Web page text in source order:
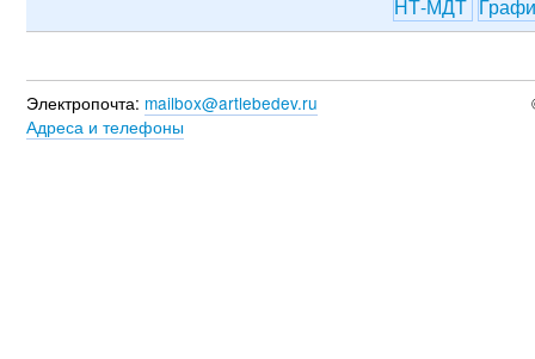
НТ-МДТ
Электропочта: mailbox@artlebedev.ru
Адреса и телефоны